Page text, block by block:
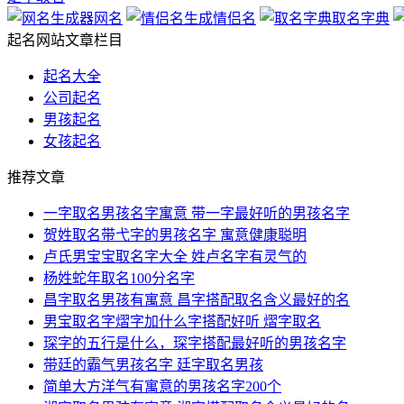
网名
情侣名
取名字典
起名网站文章栏目
起名大全
公司起名
男孩起名
女孩起名
推荐文章
一字取名男孩名字寓意 带一字最好听的男孩名字
贺姓取名带弋字的男孩名字 寓意健康聪明
卢氏男宝宝取名字大全 姓卢名字有灵气的
杨姓蛇年取名100分名字
昌字取名男孩有寓意 昌字搭配取名含义最好的名
男宝取名字熠字加什么字搭配好听 熠字取名
琛字的五行是什么，琛字搭配最好听的男孩名字
带廷的霸气男孩名字 廷字取名男孩
简单大方洋气有寓意的男孩名字200个